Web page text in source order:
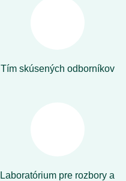
Tím skúsených odborníkov
Laboratórium pre rozbory a